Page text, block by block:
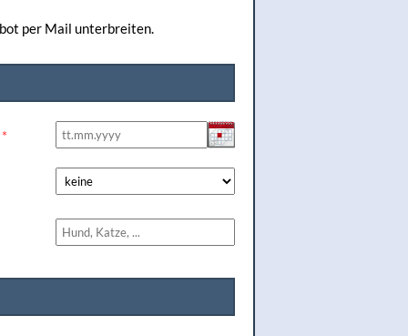
per Mail unterbreiten.
*